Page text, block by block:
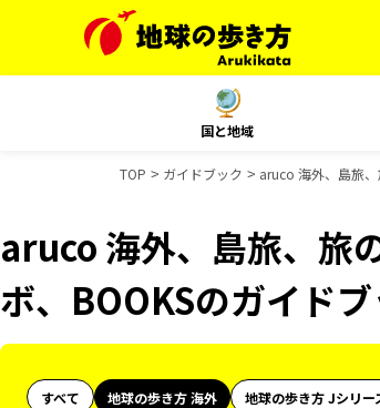
国と地域
TOP ガイドブック aruco 海外、島旅
aruco 海外、島旅、旅
ボ、BOOKSのガイド
すべて 地球の歩き方 海外 地球の歩き方 Jシリー